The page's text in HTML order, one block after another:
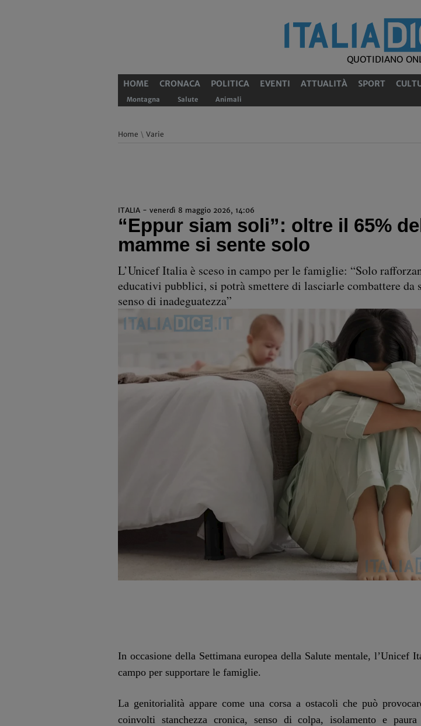
QUOTIDIANO
HOME CRONACA POLITICA EVENTI ATTUALITÀ SPORT
Montagna Salute Animali
Home \ Varie
ITALIA - venerdì 8 maggio 2026, 14:06
“Eppur siam soli”: oltre il 65%
mamme si sente solo
L’Unicef Italia è sceso in campo per le famiglie: “Solo
educativi pubblici, si potrà smettere di lasciarle combattere da
senso di inadeguatezza”
In occasione della Settimana europea della Salute mentale, l’Unicef
campo per supportare le famiglie.
La genitorialità appare come una corsa a ostacoli che può
coinvolti stanchezza cronica, senso di colpa, isolamento e